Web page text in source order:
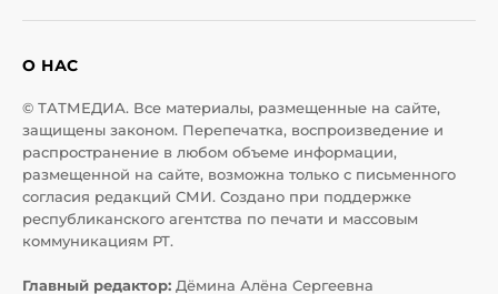
О НАС
© ТАТМЕДИА. Все материалы, размещенные на сайте,
защищены законом. Перепечатка, воспроизведение и
распространение в любом объеме информации,
размещенной на сайте, возможна только с письменного
согласия редакций СМИ. Создано при поддержке
республиканского агентства по печати и массовым
коммуникациям РТ.
Главный редактор: Дёмина Алёна Сергеевна